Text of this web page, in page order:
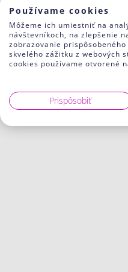
BABY polodupačky
PURPL ROSE
7.90 €
5.50 €
Používame cookies
Môžeme ich umiestniť na
návštevníkoch, na zlepšenie
zobrazovanie
skvelého zážitku z webových
cookies používame otvorené
Prispôsobiť